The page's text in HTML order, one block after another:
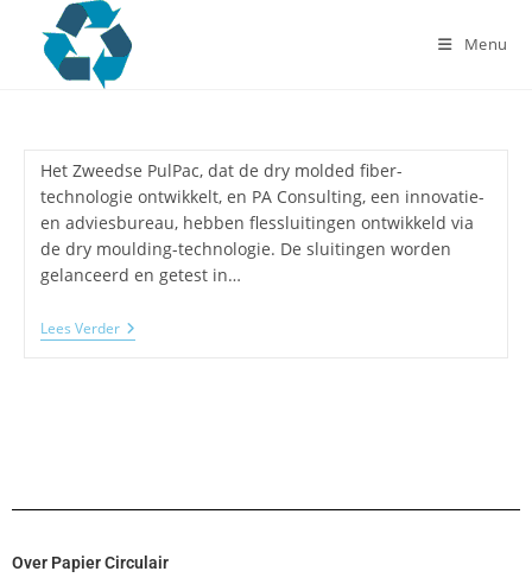
Menu
Het Zweedse PulPac, dat de dry molded fiber-
technologie ontwikkelt, en PA Consulting, een innovatie-
en adviesbureau, hebben flessluitingen ontwikkeld via
de dry moulding-technologie. De sluitingen worden
gelanceerd en getest in…
Lees Verder
Over Papier Circulair